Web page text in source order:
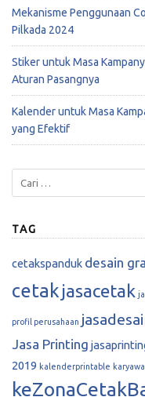
Mekanisme Penggunaan
Pilkada 2024
Stiker untuk Masa
Aturan Pasangnya
Kalender untuk Masa
yang Efektif
TAG
cetakspanduk desain
cetak jasacetak
profil perusahaan
Jasa Printing
2019 kalenderprintable